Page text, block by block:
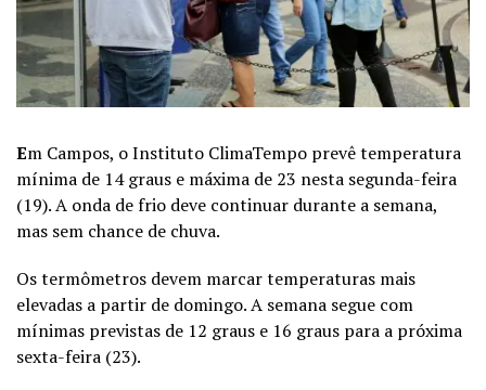
Em Campos, o Instituto ClimaTempo prevê temperatura
mínima de 14 graus e máxima de 23 nesta segunda-feira
(19). A onda de frio deve continuar durante a semana,
mas sem chance de chuva.
Os termômetros devem marcar temperaturas mais
elevadas a partir de domingo. A semana segue com
mínimas previstas de 12 graus e 16 graus para a próxima
sexta-feira (23).